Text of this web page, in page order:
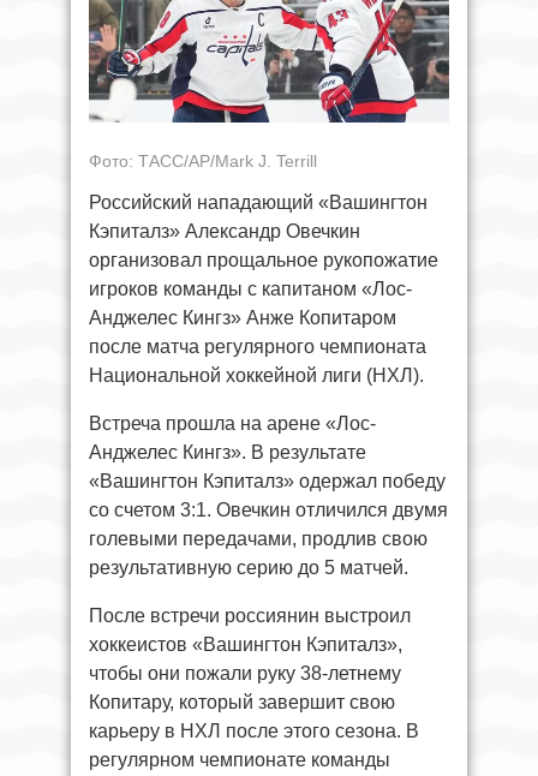
Фото: ТАСС/AP/Mark J. Terrill
Российский нападающий «Вашингтон
Кэпиталз» Александр Овечкин
организовал прощальное рукопожатие
игроков команды с капитаном «Лос-
Анджелес Кингз» Анже Копитаром
после матча регулярного чемпионата
Национальной хоккейной лиги (НХЛ).
Встреча прошла на арене «Лос-
Анджелес Кингз». В результате
«Вашингтон Кэпиталз» одержал победу
со счетом 3:1. Овечкин отличился двумя
голевыми передачами, продлив свою
результативную серию до 5 матчей.
После встречи россиянин выстроил
хоккеистов «Вашингтон Кэпиталз»,
чтобы они пожали руку 38-летнему
Копитару, который завершит свою
карьеру в НХЛ после этого сезона. В
регулярном чемпионате команды